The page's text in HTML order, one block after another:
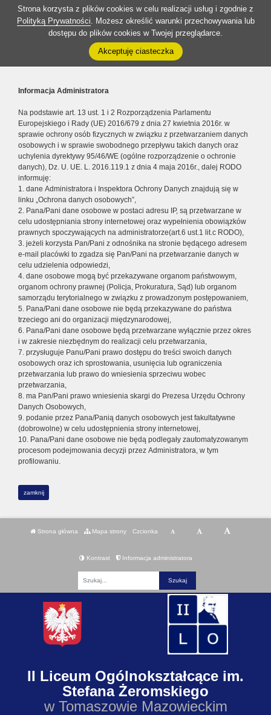
Strona korzysta z plików cookies w celu realizacji usług i zgodnie z
Polityką Prywatności. Możesz określić warunki przechowywania lub
dostępu do plików cookies w Twojej przeglądarce.
Akceptuję ciasteczka
Informacja Administratora
Na podstawie art. 13 ust. 1 i 2 Rozporządzenia Parlamentu
Europejskiego i Rady (UE) 2016/679 z dnia 27 kwietnia 2016r. w
sprawie ochrony osób fizycznych w związku z przetwarzaniem danych
osobowych i w sprawie swobodnego przepływu takich danych oraz
uchylenia dyrektywy 95/46/WE (ogólne rozporządzenie o ochronie
danych), Dz. U. UE. L. 2016.119.1 z dnia 4 maja 2016r., dalej RODO
informuję:
1. dane Administratora i Inspektora Ochrony Danych znajdują się w
linku „Ochrona danych osobowych”,
2. Pana/Pani dane osobowe w postaci adresu IP, są przetwarzane w
celu udostępniania strony internetowej oraz wypełnienia obowiązków
prawnych spoczywających na administratorze(art.6 ust.1 lit.c RODO),
3. jeżeli korzysta Pan/Pani z odnośnika na stronie będącego adresem
e-mail placówki to zgadza się Pan/Pani na przetwarzanie danych w
celu udzielenia odpowiedzi,
4. dane osobowe mogą być przekazywane organom państwowym,
organom ochrony prawnej (Policja, Prokuratura, Sąd) lub organom
samorządu terytorialnego w związku z prowadzonym postępowaniem,
5. Pana/Pani dane osobowe nie będą przekazywane do państwa
trzeciego ani do organizacji międzynarodowej,
6. Pana/Pani dane osobowe będą przetwarzane wyłącznie przez okres
i w zakresie niezbędnym do realizacji celu przetwarzania,
7. przysługuje Panu/Pani prawo dostępu do treści swoich danych
osobowych oraz ich sprostowania, usunięcia lub ograniczenia
przetwarzania lub prawo do wniesienia sprzeciwu wobec
przetwarzania,
8. ma Pan/Pani prawo wniesienia skargi do Prezesa Urzędu Ochrony
Danych Osobowych,
9. podanie przez Pana/Panią danych osobowych jest fakultatywne
(dobrowolne) w celu udostępnienia strony internetowej,
10. Pana/Pani dane osobowe nie będą podlegały zautomatyzowanym
procesom podejmowania decyzji przez Administratora, w tym
profilowaniu.
zamknij
Strona główna Mapa strony Czcionka
Kontrast Informacja administratora
II Liceum Ogólnokształcące im.
Stefana Żeromskiego
w Tomaszowie Mazowieckim